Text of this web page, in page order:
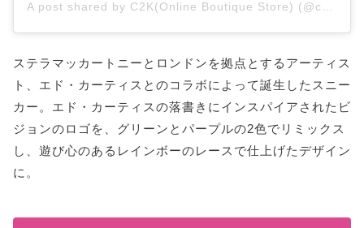
ステラマッカートニーとロンドンを拠点とするアーティス
ト、エド・カーティスとのコラボによって誕生したスニー
カー。エド・カーティスの落書きにインスパイアされたビ
ジョンのロゴを、グリーンとパープルの2色でリミックス
し、遊び心のあるレインボーのレースで仕上げたデザイン
に。